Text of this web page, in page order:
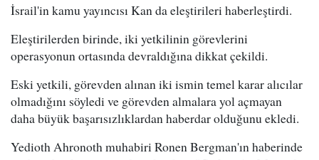
İsrail'in kamu yayıncısı Kan da eleştirileri haberleştirdi.
Eleştirilerden birinde, iki yetkilinin görevlerini
operasyonun ortasında devraldığına dikkat çekildi.
Eski yetkili, görevden alınan iki ismin temel karar alıcılar
olmadığını söyledi ve görevden almalara yol açmayan
daha büyük başarısızlıklardan haberdar olduğunu ekledi.
Yedioth Ahronoth muhabiri Ronen Bergman'ın haberinde